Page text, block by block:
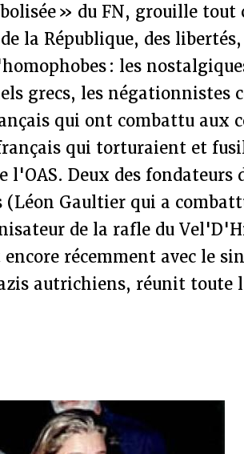
» du FN, grouille tout
la République, des
: les
grecs, les négationnistes
qui ont combattu aux
qui torturaient et
l'OAS. Deux des fondateurs
(Léon Gaultier qui a
de la rafle du
récemment avec le
autrichiens, réunit